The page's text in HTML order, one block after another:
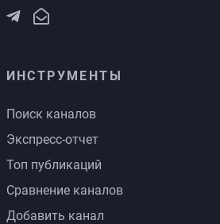
ИНСТРУМЕНТЫ
Поиск каналов
Экспресс-отчет
Топ публикаций
Сравнение каналов
Добавить канал